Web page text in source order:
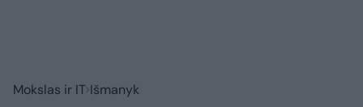
Mokslas ir IT Išmanyk